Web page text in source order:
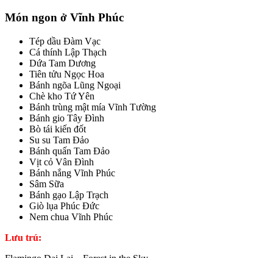
Món ngon ở Vĩnh Phúc
Tép dầu Đàm Vạc
Cá thính Lập Thạch
Dứa Tam Dương
Tiên tửu Ngọc Hoa
Bánh ngõa Lũng Ngoại
Chè kho Tứ Yên
Bánh trùng mật mía Vĩnh Tường
Bánh gio Tây Đình
Bò tái kiến đốt
Su su Tam Đảo
Bánh quấn Tam Đảo
Vịt cỏ Vân Đình
Bánh nắng Vĩnh Phúc
Sâm Sữa
Bánh gạo Lập Trạch
Giò lụa Phúc Đức
Nem chua Vĩnh Phúc
Lưu trú: